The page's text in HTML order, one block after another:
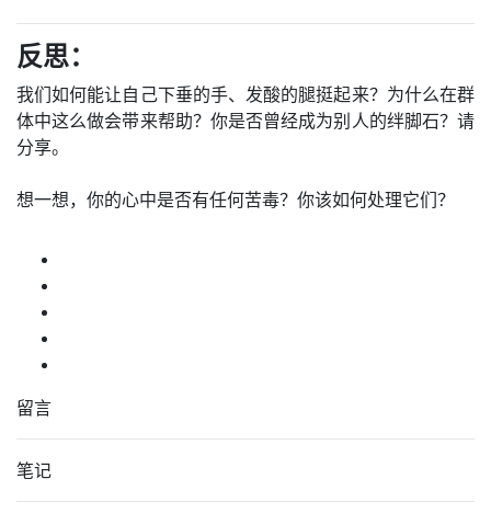
反思：
我们如何能让自己下垂的手、发酸的腿挺起来？为什么在群
体中这么做会带来帮助？你是否曾经成为别人的绊脚石？请
分享。
想一想，你的心中是否有任何苦毒？你该如何处理它们？
留言
笔记